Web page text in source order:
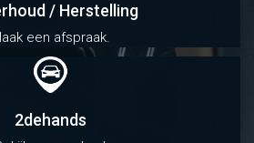
/ Herstelling
een afspraak.
2dehands